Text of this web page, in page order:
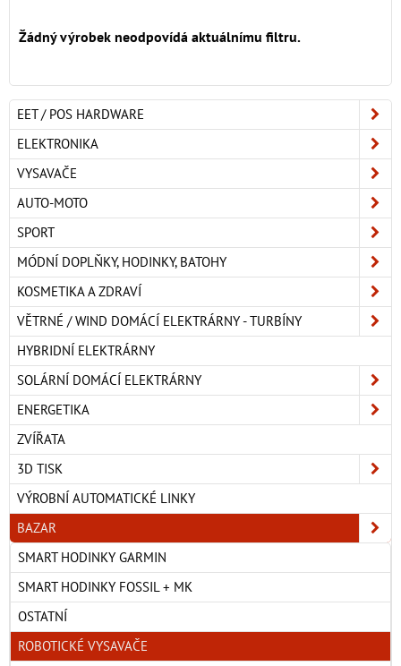
EET / POS HARDWARE
ELEKTRONIKA
VYSAVAČE
AUTO-MOTO
SPORT
MÓDNÍ DOPLŇKY, HODINKY, BATOHY
KOSMETIKA A ZDRAVÍ
VĚTRNÉ / WIND DOMÁCÍ ELEKTRÁRNY - TURBÍNY
HYBRIDNÍ ELEKTRÁRNY
SOLÁRNÍ DOMÁCÍ ELEKTRÁRNY
ENERGETIKA
ZVÍŘATA
3D TISK
VÝROBNÍ AUTOMATICKÉ LINKY
BAZAR
SMART HODINKY GARMIN
SMART HODINKY FOSSIL + MK
OSTATNÍ
ROBOTICKÉ VYSAVAČE